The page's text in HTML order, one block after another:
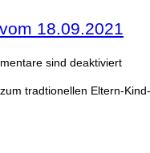
18.09.2021
sind deaktiviert
tradtionellen Eltern-